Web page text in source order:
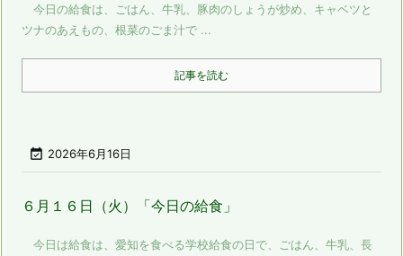
今日の給食は、ごはん、牛乳、豚肉のしょうが炒め、キャベツと
ツナのあえもの、根菜のごま汁で ...
記事を読む
 2026年6月16日
６月１６日（火）「今日の給食」
今日は給食は、愛知を食べる学校給食の日で、ごはん、牛乳、長